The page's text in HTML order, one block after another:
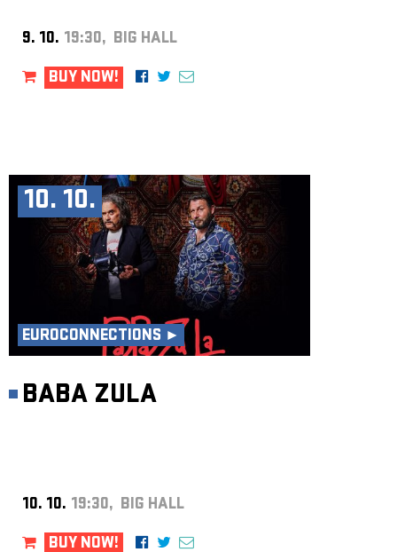
9. 10. 19:30, BIG HALL
BUY NOW!
10. 10.
EUROCONNECTIONS ►
BABA ZULA
10. 10. 19:30, BIG HALL
BUY NOW!